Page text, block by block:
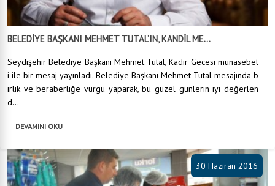
BELEDİYE BAŞKANI MEHMET TUTAL’IN, KANDİL ME...
Seydişehir Belediye Başkanı Mehmet Tutal, Kadir Gecesi münasebet
i ile bir mesaj yayınladı. Belediye Başkanı Mehmet Tutal mesajında b
irlik ve beraberliğe vurgu yaparak, bu güzel günlerin iyi değerlen
d...
DEVAMINI OKU
30 Haziran 2016